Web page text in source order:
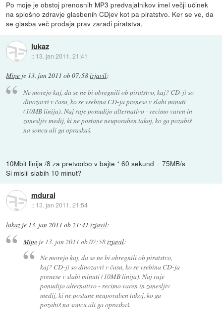
Po moje je obstoj prenosnih MP3 predvajalnikov imel večji učinek
na splošno zdravje glasbenih CDjev kot pa piratstvo. Ker se ve, da
se glasba več prodaja prav zaradi piratstva.
lukaz
:: 13. jan 2011, 21:41
Mipe je 13. jan 2011 ob 07:58izjavil:
Ne morejo kaj, da se ne bi obregnili ob piratstvo, kaj? CD-ji so
dinozavri v času, ko se vsebina CD-ja prenese v slabi minuti
(10MB linija). Naj raje ponudijo alternativo - recimo varen in
zanesljiv medij, ki ne postane neuporaben takoj, ko ga pozabiš
na soncu ali ga opraskaš.
10Mbit linija /8 za pretvorbo v bajte * 60 sekund = 75MB/s
Si mislil slabih 10 minut?
mdural
:: 13. jan 2011, 21:54
lukaz je 13. jan 2011 ob 21:41 izjavil:
Mipeje 13. jan 2011 ob 07:58izjavil:
Ne morejo kaj, da se ne bi obregnili ob piratstvo,
kaj? CD-ji so dinozavri v času, ko se vsebina CD-ja
prenese v slabi minuti (10MB linija). Naj raje
ponudijo alternativo - recimo varen in zanesljiv
medij, ki ne postane neuporaben takoj, ko ga
pozabiš na soncu ali ga opraskaš.